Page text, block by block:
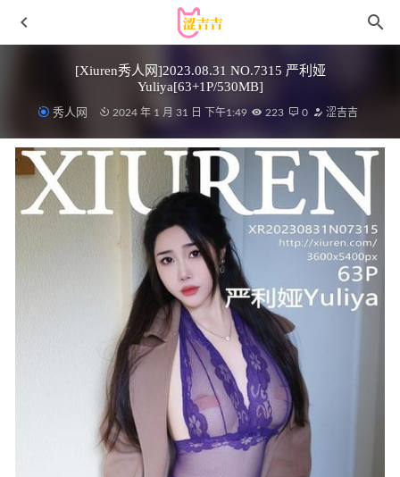
[Xiuren秀人网]2023.08.31 NO.7315 严利娅
Yuliya[63+1P/530MB]
秀人网 2024 年 1 月 31 日 下午1:49 223 0 涩吉吉
[喵糖映画]VOL.401 水手服XUE妹 [30P/191MB] 2023-01-23
[Xiuren秀人网]2022.11.23 NO.5899 豆瓣酱[89+1P／637MB]
[XIAOYU语画界]2022.06.28 VOL.808 芝芝Booty[100+1P／
2023-01-23
IESS异思趣向 – 2020.04.09 丝享家718 小衫 复古中线筒袜
2022-11-29
秀人网 – 2021.03.17 VOL.3214 夏西CiCi[50+1P492M]